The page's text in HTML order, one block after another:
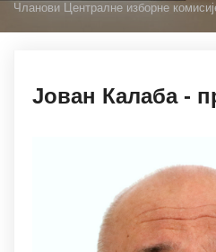
Чланови Централне изборне
Јован Калаба -